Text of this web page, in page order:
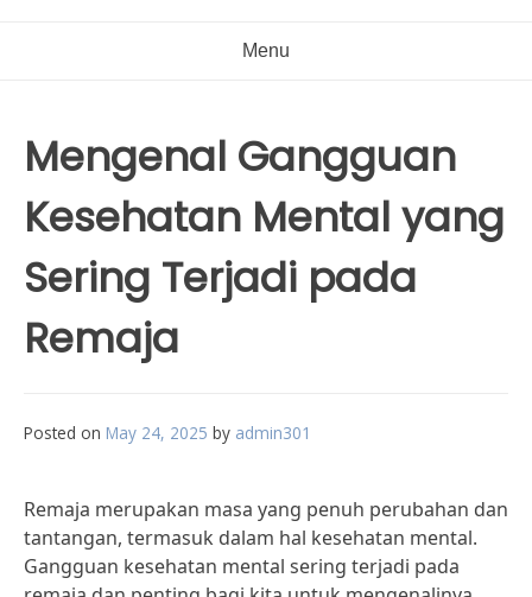
Menu
Mengenal Gangguan
Kesehatan Mental yang
Sering Terjadi pada
Remaja
Posted on May 24, 2025 by admin301
Remaja merupakan masa yang penuh perubahan dan
tantangan, termasuk dalam hal kesehatan mental.
Gangguan kesehatan mental sering terjadi pada